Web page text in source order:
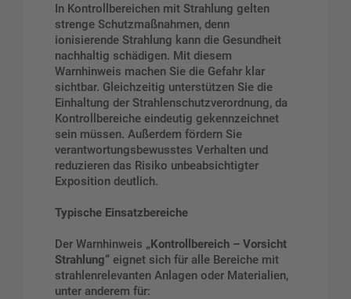
In Kontrollbereichen mit Strahlung gelten
strenge Schutzmaßnahmen, denn
ionisierende Strahlung kann die Gesundheit
nachhaltig schädigen. Mit diesem
Warnhinweis machen Sie die Gefahr klar
sichtbar. Gleichzeitig unterstützen Sie die
Einhaltung der Strahlenschutzverordnung, da
Kontrollbereiche eindeutig gekennzeichnet
sein müssen. Außerdem fördern Sie
verantwortungsbewusstes Verhalten und
reduzieren das Risiko unbeabsichtigter
Exposition deutlich.
Typische Einsatzbereiche
Der Warnhinweis „Kontrollbereich – Vorsicht
Strahlung“ eignet sich für alle Bereiche mit
strahlenrelevanten Anlagen oder Materialien,
unter anderem für: